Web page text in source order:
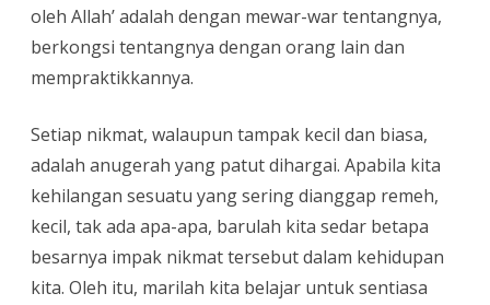
oleh Allah’ adalah dengan mewar-war tentangnya,
berkongsi tentangnya dengan orang lain dan
mempraktikkannya.
Setiap nikmat, walaupun tampak kecil dan biasa,
adalah anugerah yang patut dihargai. Apabila kita
kehilangan sesuatu yang sering dianggap remeh,
kecil, tak ada apa-apa, barulah kita sedar betapa
besarnya impak nikmat tersebut dalam kehidupan
kita. Oleh itu, marilah kita belajar untuk sentiasa